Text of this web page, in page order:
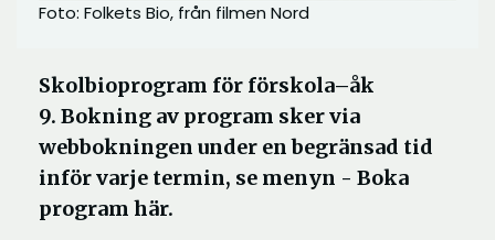
Foto: Folkets Bio, från filmen Nord
Skolbioprogram för förskola–åk
9. Bokning av program sker via
webbokningen under en begränsad tid
inför varje termin, se menyn - Boka
program här.